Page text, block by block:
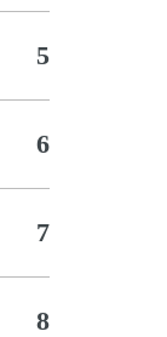
5
6
7
8